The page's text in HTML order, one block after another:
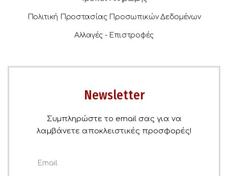
Πολιτική Προστασίας Προσωπικών Δεδομένων
Αλλαγές - Επιστροφές
Newsletter
Συμπληρώστε το email σας για να
λαμβάνετε αποκλειστικές προσφορές!